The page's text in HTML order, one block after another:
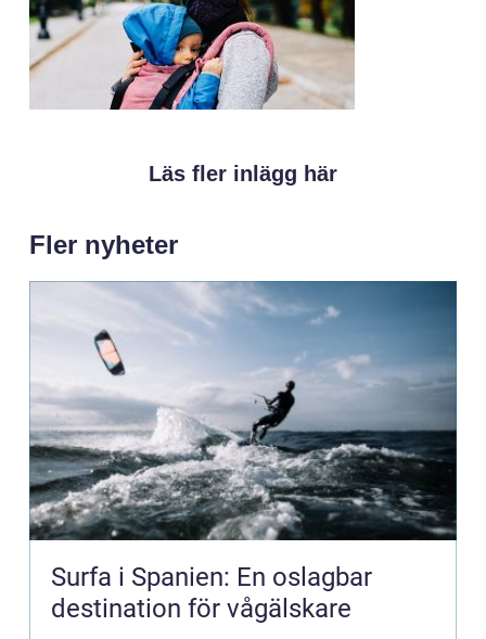
Läs fler inlägg här
Fler nyheter
Surfa i Spanien: En oslagbar
destination för vågälskare